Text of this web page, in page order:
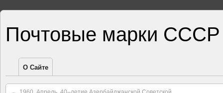
Почтовые марки СССР
О Сайте